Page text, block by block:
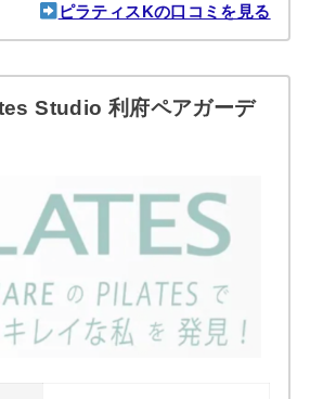
ピラティスKの口コミを見る
Studio 利府ペアガーデ